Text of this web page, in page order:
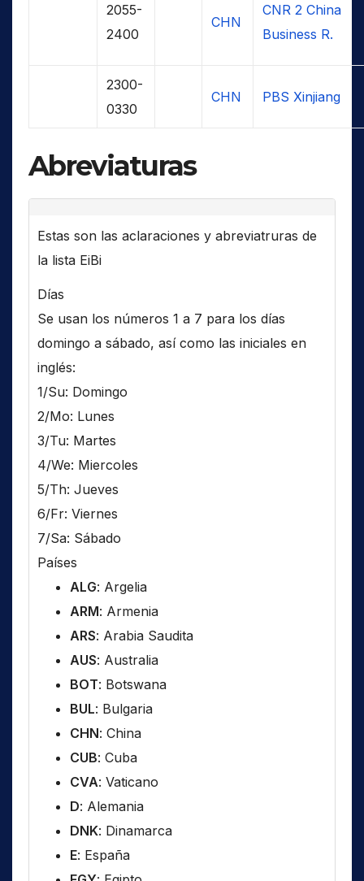
2055-
2400
CHN
CNR 2 China
Business R.
2300-
0330
CHN PBS Xinjiang
Abreviaturas
Estas son las aclaraciones y abreviatruras de
la lista EiBi
Días
Se usan los números 1 a 7 para los días
domingo a sábado, así como las iniciales en
inglés:
1/Su: Domingo
2/Mo: Lunes
3/Tu: Martes
4/We: Miercoles
5/Th: Jueves
6/Fr: Viernes
7/Sa: Sábado
Países
ALG: Argelia
ARM: Armenia
ARS: Arabia Saudita
AUS: Australia
BOT: Botswana
BUL: Bulgaria
CHN: China
CUB: Cuba
CVA: Vaticano
D: Alemania
DNK: Dinamarca
E: España